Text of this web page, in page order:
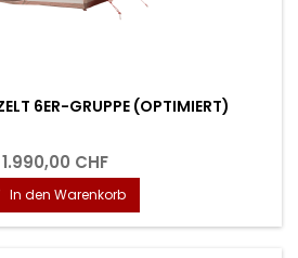
6ER-GRUPPE (OPTIMIERT)
1.990,00 CHF
In den Warenkorb